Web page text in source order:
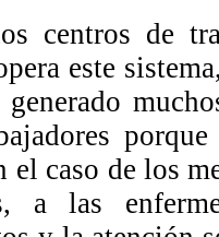
centros de
este
generado
el caso de los
a las